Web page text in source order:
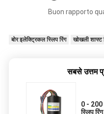
Buon rapporto
बोर इलेक्ट्रिकल स्लिप रिंग खोखली शाफ्ट
सबसे उत्तम
0 - 200
स्लिप